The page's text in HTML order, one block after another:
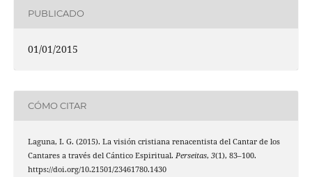
PUBLICADO
01/01/2015
CÓMO CITAR
Laguna, I. G. (2015). La visión cristiana renacentista del Cantar de los
Cantares a través del Cántico Espiritual. Perseitas, 3(1), 83–100.
https://doi.org/10.21501/23461780.1430